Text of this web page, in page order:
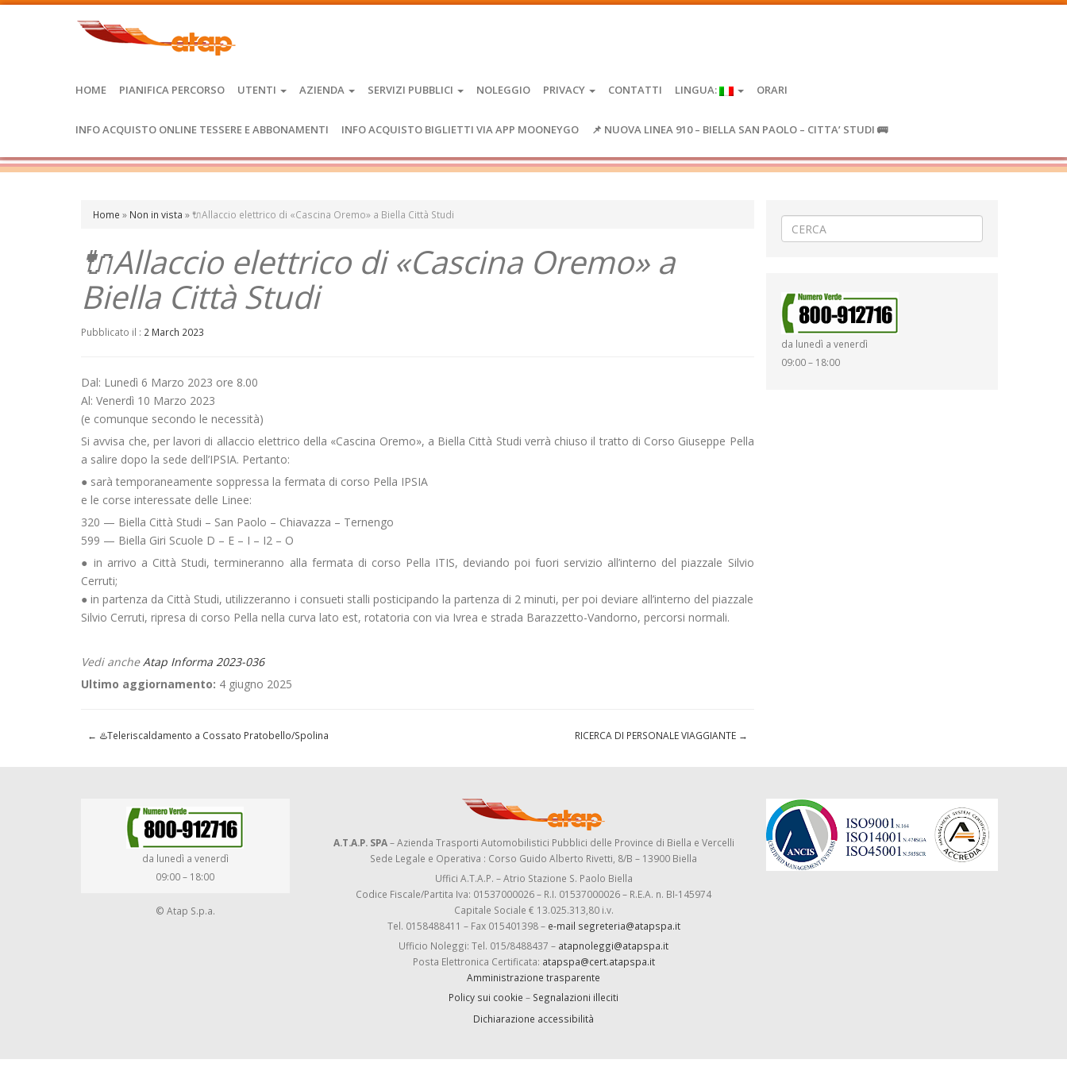
HOME PIANIFICA PERCORSO UTENTI AZIENDA SERVIZI PUBBLICI NOLEGGIO PRIVACY CONTATTI LINGUA: ORARI
INFO ACQUISTO ONLINE TESSERE E ABBONAMENTI INFO ACQUISTO BIGLIETTI VIA APP MOONEYGO 📌 NUOVA LINEA 910 – BIELLA SAN PAOLO – CITTA’ STUDI 🚌
Home » Non in vista »🔌Allaccio elettrico di «Cascina Oremo» a Biella Città Studi
🔌Allaccio elettrico di «Cascina Oremo» a
Biella Città Studi
Pubblicato il : 2 March 2023
Dal: Lunedì 6 Marzo 2023 ore 8.00
Al: Venerdì 10 Marzo 2023
(e comunque secondo le necessità)
Si avvisa che, per lavori di allaccio elettrico della «Cascina Oremo», a Biella Città Studi verrà chiuso il tratto di Corso Giuseppe Pella
a salire dopo la sede dell’IPSIA. Pertanto:
● sarà temporaneamente soppressa la fermata di corso Pella IPSIA
e le corse interessate delle Linee:
320 — Biella Città Studi – San Paolo – Chiavazza – Ternengo
599 — Biella Giri Scuole D – E – I – I2 – O
● in arrivo a Città Studi, termineranno alla fermata di corso Pella ITIS, deviando poi fuori servizio all’interno del piazzale Silvio
Cerruti;
● in partenza da Città Studi, utilizzeranno i consueti stalli posticipando la partenza di 2 minuti, per poi deviare all’interno del piazzale
Silvio Cerruti, ripresa di corso Pella nella curva lato est, rotatoria con via Ivrea e strada Barazzetto-Vandorno, percorsi normali.
Vedi ancheAtap Informa 2023-036
Ultimo aggiornamento: 4 giugno 2025
← ♨️Teleriscaldamento a Cossato Pratobello/Spolina RICERCA DI PERSONALE VIAGGIANTE →
da lunedì a venerdì
09:00 – 18:00
da lunedì a venerdì
09:00 – 18:00
© Atap S.p.a.
A.T.A.P. SPA– Azienda Trasporti Automobilistici Pubblici delle Province di Biella e Vercelli
Sede Legale e Operativa : Corso Guido Alberto Rivetti, 8/B – 13900 Biella
Uffici A.T.A.P. – Atrio Stazione S. Paolo Biella
Codice Fiscale/Partita Iva: 01537000026 – R.I. 01537000026 – R.E.A. n. BI-145974
Capitale Sociale € 13.025.313,80 i.v.
Tel. 0158488411 – Fax 015401398 – e-mail segreteria@atapspa.it
Ufficio Noleggi: Tel. 015/8488437 – atapnoleggi@atapspa.it
Posta Elettronica Certificata: atapspa@cert.atapspa.it
Amministrazione trasparente
Policy sui cookie – Segnalazioni illeciti
Dichiarazione accessibilità